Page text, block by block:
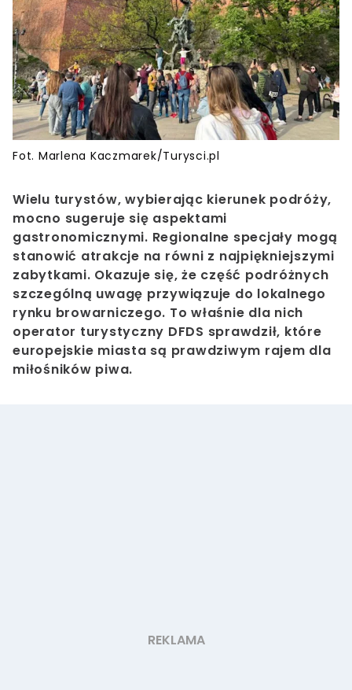
Fot. Marlena Kaczmarek/Turysci.pl
Wielu turystów, wybierając kierunek podróży,
mocno sugeruje się aspektami
gastronomicznymi. Regionalne specjały mogą
stanowić atrakcje na równi z najpiękniejszymi
zabytkami. Okazuje się, że część podróżnych
szczególną uwagę przywiązuje do lokalnego
rynku browarniczego. To właśnie dla nich
operator turystyczny DFDS sprawdził, które
europejskie miasta są prawdziwym rajem dla
miłośników piwa.